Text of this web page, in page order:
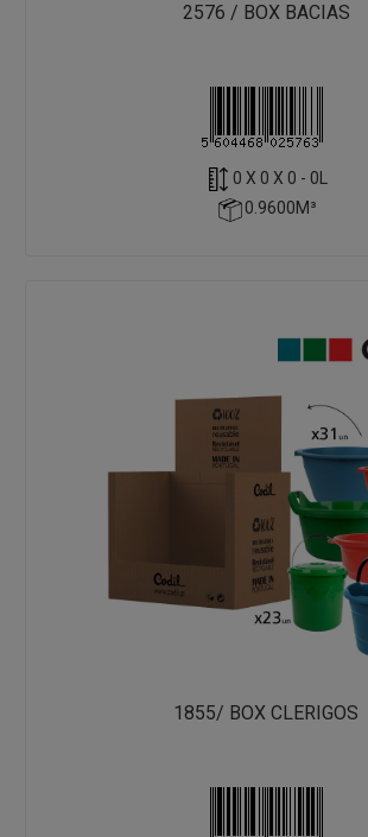
2576 / BOX BACIAS
0 X 0 X 0 - 0L
0.9600M³
1855/ BOX CLERIGOS